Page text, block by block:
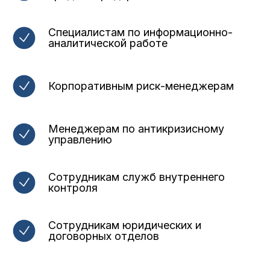
Специалистам по информационно-
аналитической работе
Корпоративным риск-менеджерам
Менеджерам по антикризисному
управлению
Сотрудникам служб внутреннего
контроля
Сотрудникам юридических и
договорных отделов